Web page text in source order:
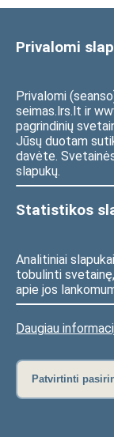
Privalomi
Privalomi
seimas.lrs.lt ir
pagrindinių
Jūsų duotam
davėte.
slapukų.
Statistikos
Analitiniai
tobulinti
apie jos
Daugiau
Patvirtinti